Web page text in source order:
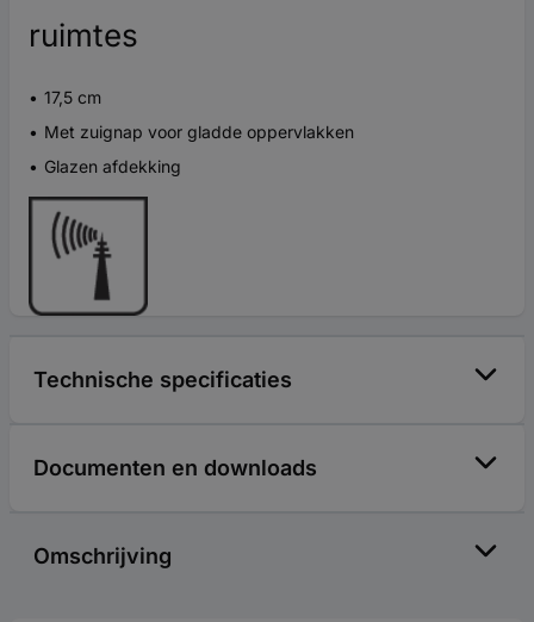
ruimtes
17,5 cm
Met zuignap voor gladde oppervlakken
Glazen afdekking
Technische specificaties
Documenten en downloads
Omschrijving